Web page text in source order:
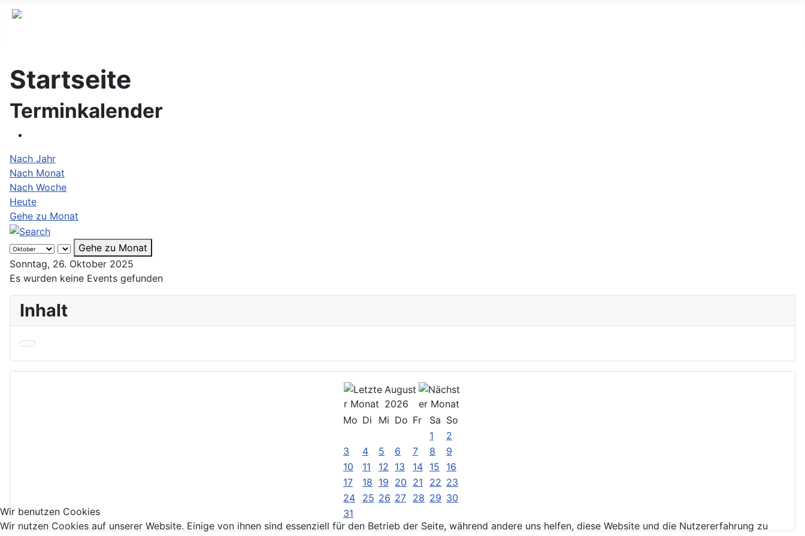
Startseite
Terminkalender
Nach Jahr
Nach Monat
Nach Woche
Heute
Gehe zu Monat
Gehe zu Monat
Sonntag, 26. Oktober 2025
Es wurden keine Events gefunden
Inhalt
August
2026
Mo Di Mi Do Fr Sa So
1
2
3
4 5 6 7 8
9
10
11 12 13 14 15
16
17
18 19 20 21 22 23
24
25 26 27 28 29 30
31
Wir benutzen Cookies
Wir nutzen Cookies auf unserer Website. Einige von ihnen sind essenziell für den Betrieb der Seite, während andere uns helfen, diese Website und die Nutzererfahrung zu